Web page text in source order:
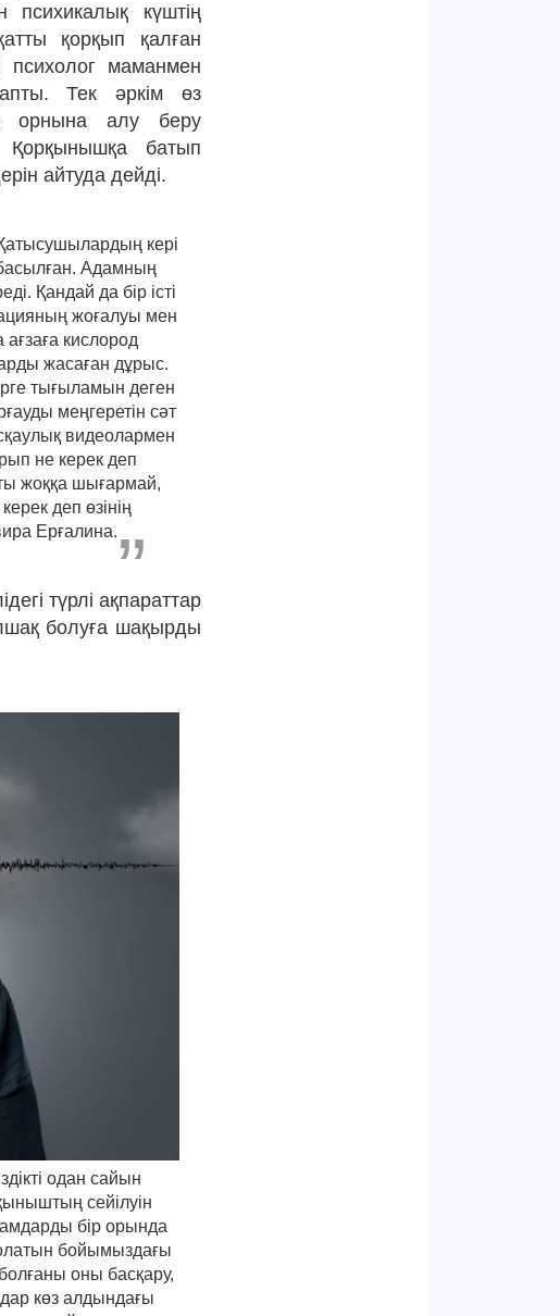
психикалық күштің
қорқып қалған
психолог маманмен
Тек әркім өз
орнына алу беру
Қорқынышқа батып
айтуда дейді.
Қатысушылардың кері
Адамның
Қандай да бір істі
жоғалуы мен
ағзаға кислород
жасаған дұрыс.
тығыламын деген
меңгеретін сәт
видеолармен
не керек деп
жоққа шығармай,
деп өзінің
Ерғалина.
түрлі ақпараттар
болуға шақырды
одан сайын
сейілуін
бір орында
бойымыздағы
оны басқару,
көз алдындағы